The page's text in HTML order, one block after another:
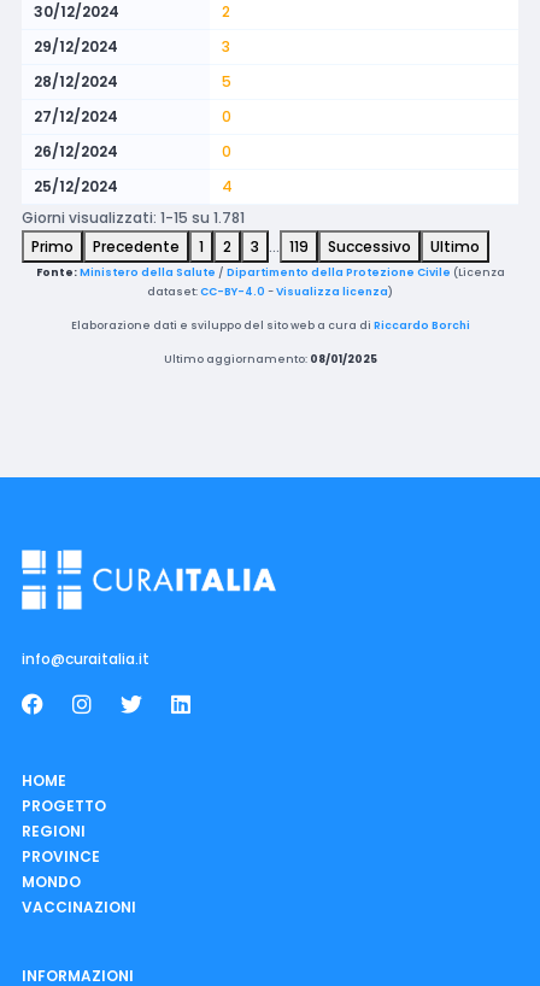
30/12/2024
2
29/12/2024
3
28/12/2024
5
27/12/2024
0
26/12/2024
0
25/12/2024
4
Giorni visualizzati: 1-15 su 1.781
Primo
Precedente 1 2 3 … 119 Successivo Ultimo
Fonte: Ministero della Salute / Dipartimento della Protezione Civile (Licenza
dataset:CC-BY-4.0 -Visualizza licenza)
Elaborazione dati e sviluppo del sito web a cura di Riccardo Borchi
Ultimo aggiornamento: 08/01/2025
info@curaitalia.it
HOME
PROGETTO
REGIONI
PROVINCE
MONDO
VACCINAZIONI
INFORMAZIONI